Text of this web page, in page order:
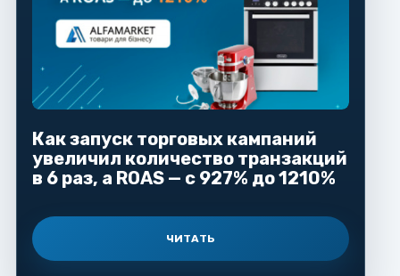
Как запуск торговых кампаний
увеличил количество транзакций
в 6 раз, а ROAS — с 927% до 1210%
ЧИТАТЬ